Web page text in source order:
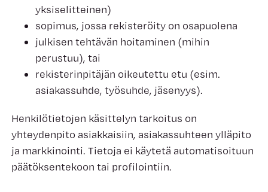
yksiselitteinen)
sopimus, jossa rekisteröity on osapuolena
julkisen tehtävän hoitaminen (mihin
perustuu), tai
rekisterinpitäjän oikeutettu etu (esim.
asiakassuhde, työsuhde, jäsenyys).
Henkilötietojen käsittelyn tarkoitus on
yhteydenpito asiakkaisiin, asiakassuhteen ylläpito
ja markkinointi. Tietoja ei käytetä automatisoituun
päätöksentekoon tai profilointiin.